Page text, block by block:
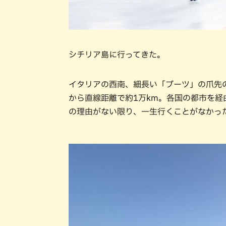
シチリア島に行ってきた。
イタリアの西南、細長い「ブーツ」の爪
から直線距離で約1万km。各国の都市を
の理由がない限り、一生行くことがなかっ